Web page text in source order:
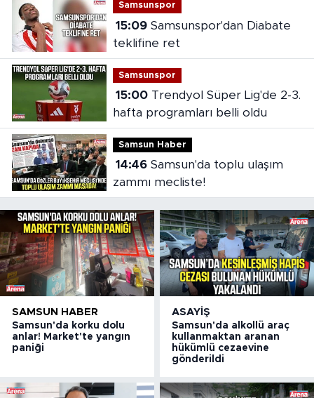
Samsunspor
15:09Samsunspor'dan Diabate
teklifine ret
Samsunspor
15:00Trendyol Süper Lig'de 2-3.
hafta programları belli oldu
Samsun Haber
14:46Samsun'da toplu ulaşım
zammı mecliste!
SAMSUN HABER
Samsun'da korku dolu
anlar! Market'te yangın
paniği
ASAYIŞ
Samsun'da alkollü araç
kullanmaktan aranan
hükümlü cezaevine
gönderildi